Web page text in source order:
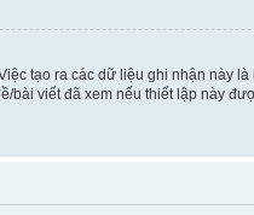
tạo ra các dữ liệu ghi nhận này
viết đã xem nếu thiết lập này